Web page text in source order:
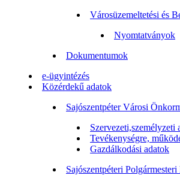
Városüzemeltetési és
Nyomtatványok
Dokumentumok
e-ügyintézés
Közérdekű adatok
Sajószentpéter Városi
Szervezeti,személyzeti
Tevékenységre,
Gazdálkodási adatok
Sajószentpéteri